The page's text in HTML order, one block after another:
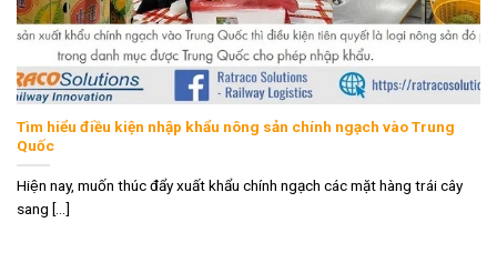
Tìm hiểu điều kiện nhập khẩu nông sản chính ngạch vào Trung
Quốc
Hiện nay, muốn thúc đẩy xuất khẩu chính ngạch các mặt hàng trái cây
sang [...]